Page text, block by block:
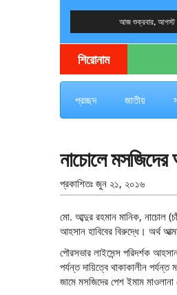
আজ শুক্রবার,
দেশের খবর
যুক্ত থাকুন দেশের সঙ্গে
শিরোনাম
প্রচ্ছদ জাতীয়
নাচোলে মসজিদের
প্রকাশিতঃ জুন ২১, ২০১৬
মো. আব্দুর রহমান মানিক, নাচোল
আহসান হাবিবের বিরুদ্ধে। অর্থ
পৌরসভার লাইসেন্স পরিদর্শক
পর্যন্ত দায়িত্বে থাকাকালীন
জামে মসজিদের পেশ ইমাম